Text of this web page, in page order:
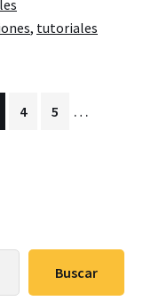
, tutoriales
Página
4 Página
5 …
Buscar